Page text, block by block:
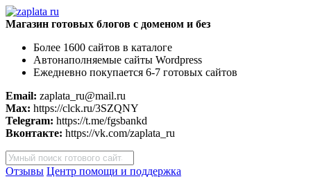
Магазин готовых блогов с доменом и без
Более 1600 сайтов в каталоге
Автонаполняемые сайты Wordpress
Ежедневно покупается 6-7 готовых сайтов
Email: zaplata_ru@mail.ru
Max: https://clck.ru/3SZQNY
Telegram: https://t.me/fgsbankd
Вконтакте: https://vk.com/zaplata_ru
Поиск
товаров
Отзывы Центр помощи и поддержка